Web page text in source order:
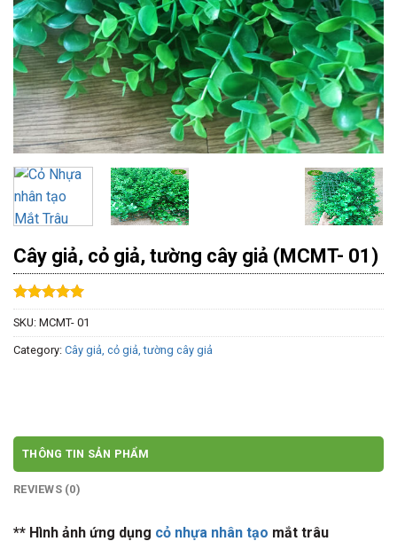
Cây giả, cỏ giả, tường cây giả (MCMT- 01)
Rated0
out of 5
SKU: MCMT- 01
Category: Cây giả, cỏ giả, tường cây giả
THÔNG TIN SẢN PHẨM
REVIEWS (0)
** Hình ảnh ứng dụng cỏ nhựa nhân tạo mắt trâu